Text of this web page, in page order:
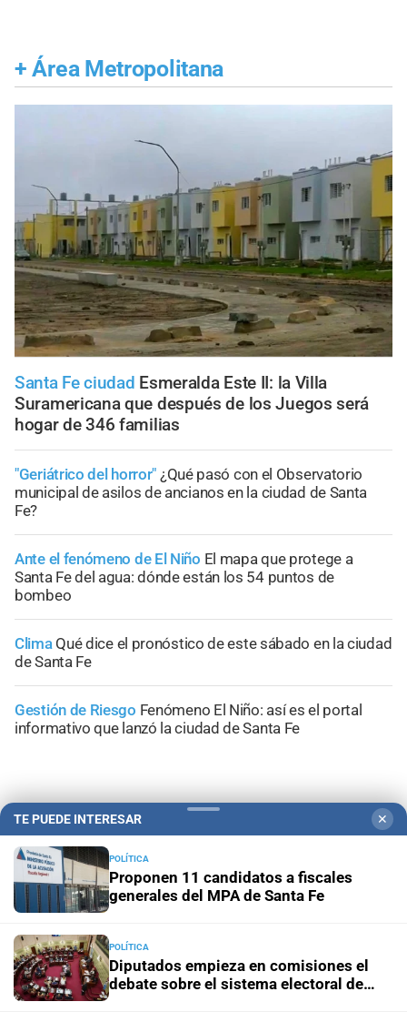
+ Área Metropolitana
Santa Fe ciudad Esmeralda Este II: la Villa
Suramericana que después de los Juegos será
hogar de 346 familias
"Geriátrico del horror" ¿Qué pasó con el Observatorio
municipal de asilos de ancianos en la ciudad de Santa
Fe?
Ante el fenómeno de El Niño El mapa que protege a
Santa Fe del agua: dónde están los 54 puntos de
bombeo
Clima Qué dice el pronóstico de este sábado en la ciudad
de Santa Fe
Gestión de Riesgo Fenómeno El Niño: así es el portal
informativo que lanzó la ciudad de Santa Fe
+Sucesos
TE PUEDE INTERESAR ✕
POLÍTICA
Proponen 11 candidatos a fiscales
generales del MPA de Santa Fe
POLÍTICA
Diputados empieza en comisiones el
debate sobre el sistema electoral de